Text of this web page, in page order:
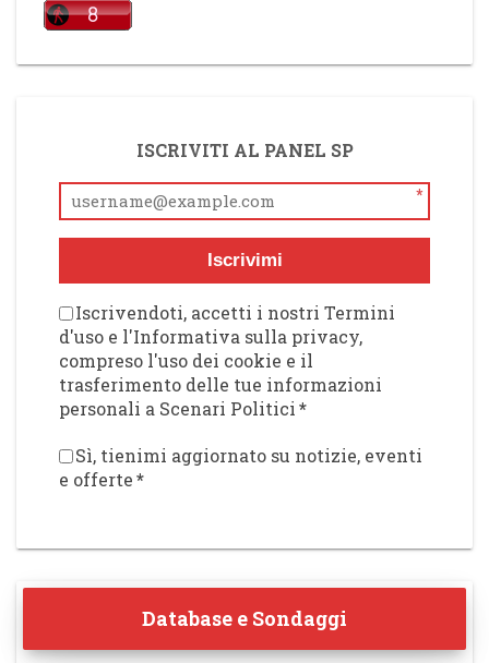
ISCRIVITI AL PANEL SP
*
Iscrivimi
Iscrivendoti, accetti i nostri Termini
d'uso e l'Informativa sulla privacy,
compreso l'uso dei cookie e il
trasferimento delle tue informazioni
personali a Scenari Politici*
Sì, tienimi aggiornato su notizie, eventi
e offerte*
Database e Sondaggi